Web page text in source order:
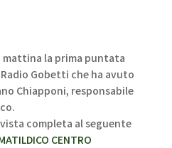
mattina la prima puntata
Gobetti che ha avuto
Chiapponi, responsabile
completa al seguente
CENTRO